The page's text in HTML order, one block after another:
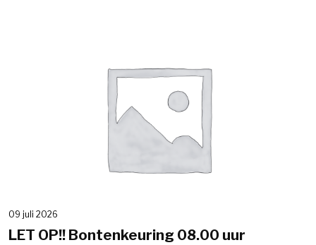
09 juli 2026
LET OP!! Bontenkeuring 08.00 uur